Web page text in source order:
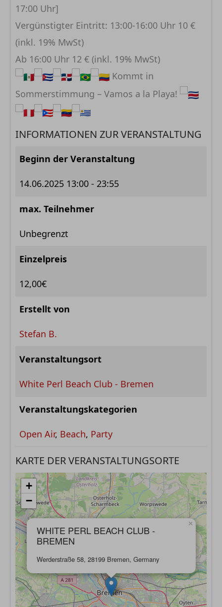
17:00 Uhr]
Vergünstigter Eintritt: 13:00-16:00 Uhr 10 €
(inkl. 19% MwSt)
Ab 16:00 Uhr 12 € (inkl. 19% MwSt)
Kommt in
Sommerstimmung – Vamos a la Playa!
INFORMATIONEN ZUR VERANSTALTUNG
Beginn der Veranstaltung
14.06.2025 13:00 - 23:55
max. Teilnehmer
Unbegrenzt
Einzelpreis
12,00€
Erstellt von
Stefan B.
Veranstaltungsort
White Perl Beach Club - Bremen
Veranstaltungskategorien
Open Air, Beach, Party
KARTE DER VERANSTALTUNGSORTE
WHITE PERL BEACH CLUB -
BREMEN
Werderstraße 58, 28199 Bremen, Germany
×
+
−